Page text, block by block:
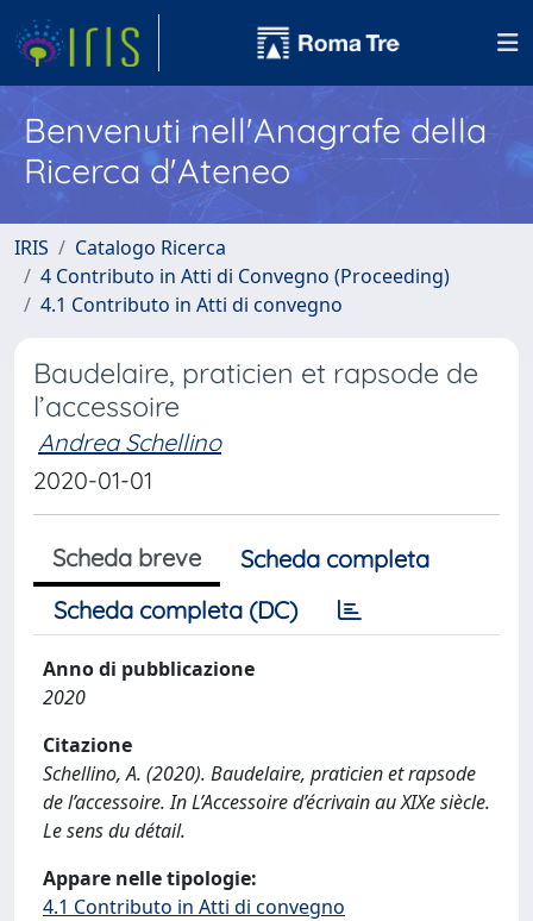
Benvenuti nell'Anagrafe della
Ricerca d'Ateneo
IRIS
Catalogo Ricerca
4 Contributo in Atti di Convegno (Proceeding)
4.1 Contributo in Atti di convegno
Baudelaire, praticien et rapsode de
l’accessoire
Andrea Schellino
2020-01-01
Scheda breve
Scheda completa
Scheda completa (DC)
Anno di pubblicazione
2020
Citazione
Schellino, A. (2020). Baudelaire, praticien et rapsode
de l’accessoire. In L’Accessoire d’écrivain au XIXe siècle.
Le sens du détail.
Appare nelle tipologie:
4.1 Contributo in Atti di convegno